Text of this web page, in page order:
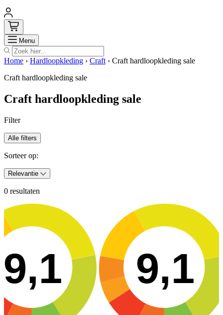
Menu Zoek
Home › Hardloopkleding › Craft › Craft hardloopkleding sale
Craft hardloopkleding sale
Craft hardloopkleding sale
Filter
Alle filters
Sorteer op:
Relevantie
0 resultaten
9,1 9,1